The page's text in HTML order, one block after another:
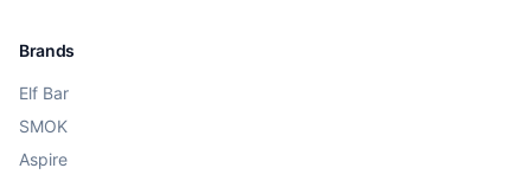
Brands
Elf Bar
SMOK
Aspire